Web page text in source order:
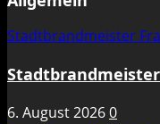
Stadtbrandmeister
6. August 20260